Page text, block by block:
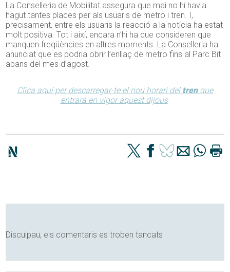
La Conselleria de Mobilitat assegura que mai no hi havia
hagut tantes places per als usuaris de metro i tren. I,
precisament, entre els usuaris la reacció a la notícia ha estat
molt positiva. Tot i així, encara n’hi ha que consideren que
manquen freqüències en altres moments. La Conselleria ha
anunciat que es podria obrir l’enllaç de metro fins al Parc Bit
abans del mes d’agost.
Clica aquí per descarregar-te el nou horari del trenque
entrarà en vigor aquest dijous
Disculpau, els comentaris es troben tancats